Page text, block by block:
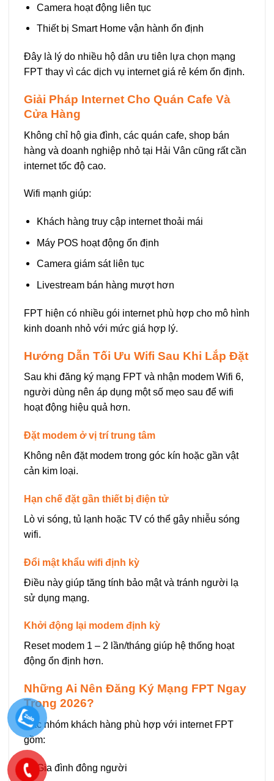
Camera hoạt động liên tục
Thiết bị Smart Home vận hành ổn định
Đây là lý do nhiều hộ dân ưu tiên lựa chọn mạng
FPT thay vì các dịch vụ internet giá rẻ kém ổn định.
Giải Pháp Internet Cho Quán Cafe Và
Cửa Hàng
Không chỉ hộ gia đình, các quán cafe, shop bán
hàng và doanh nghiệp nhỏ tại Hải Vân cũng rất cần
internet tốc độ cao.
Wifi mạnh giúp:
Khách hàng truy cập internet thoải mái
Máy POS hoạt động ổn định
Camera giám sát liên tục
Livestream bán hàng mượt hơn
FPT hiện có nhiều gói internet phù hợp cho mô hình
kinh doanh nhỏ với mức giá hợp lý.
Hướng Dẫn Tối Ưu Wifi Sau Khi Lắp Đặt
Sau khi đăng ký mạng FPT và nhận modem Wifi 6,
người dùng nên áp dụng một số mẹo sau để wifi
hoạt động hiệu quả hơn.
Đặt modem ở vị trí trung tâm
Không nên đặt modem trong góc kín hoặc gần vật
cản kim loại.
Hạn chế đặt gần thiết bị điện tử
Lò vi sóng, tủ lạnh hoặc TV có thể gây nhiễu sóng
wifi.
Đổi mật khẩu wifi định kỳ
Điều này giúp tăng tính bảo mật và tránh người lạ
sử dụng mạng.
Khởi động lại modem định kỳ
Reset modem 1 – 2 lần/tháng giúp hệ thống hoạt
động ổn định hơn.
Những Ai Nên Đăng Ký Mạng FPT Ngay
Trong 2026?
Các nhóm khách hàng phù hợp với internet FPT
gồm:
Gia đình đông người